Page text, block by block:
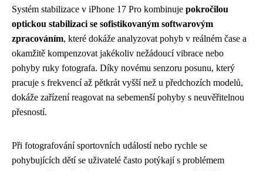
Systém stabilizace v iPhone 17 Pro kombinuje pokročilou
optickou stabilizaci se sofistikovaným softwarovým
zpracováním, které dokáže analyzovat pohyb v reálném čase a
okamžitě kompenzovat jakékoliv nežádoucí vibrace nebo
pohyby ruky fotografa. Díky novému senzoru posunu, který
pracuje s frekvencí až pětkrát vyšší než u předchozích modelů,
dokáže zařízení reagovat na sebemenší pohyby s neuvěřitelnou
přesností.
Při fotografování sportovních událostí nebo rychle se
pohybujících dětí se uživatelé často potýkají s problémem